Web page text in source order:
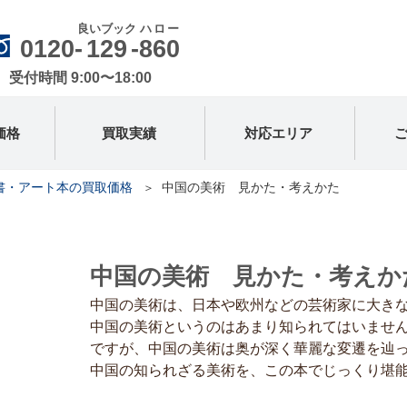
0120- 129
良いブック
-860
ハロー
受付時間 9:00〜18:00
格 買取実績 対応エリア
・アート本の買取価格 中国の美術 見かた・考えかた
中国の美術 見かた・考えか
中国の美術は、日本や欧州などの芸術家に大き
中国の美術というのはあまり知られてはいませ
ですが、中国の美術は奥が深く華麗な変遷を辿
中国の知られざる美術を、この本でじっくり堪